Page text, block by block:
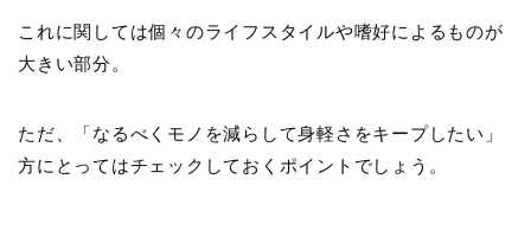
これに関しては個々のライフスタイルや嗜好によるものが
大きい部分。
ただ、「なるべくモノを減らして身軽さをキープしたい」
方にとってはチェックしておくポイントでしょう。